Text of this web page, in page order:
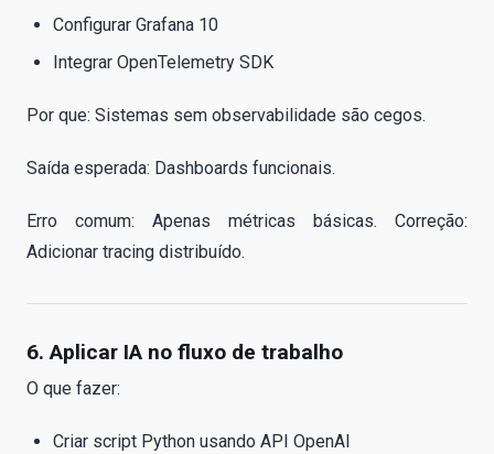
Configurar Grafana 10
Integrar OpenTelemetry SDK
Por que: Sistemas sem observabilidade são cegos.
Saída esperada: Dashboards funcionais.
Erro comum: Apenas métricas básicas. Correção:
Adicionar tracing distribuído.
6. Aplicar IA no fluxo de trabalho
O que fazer:
Criar script Python usando API OpenAI